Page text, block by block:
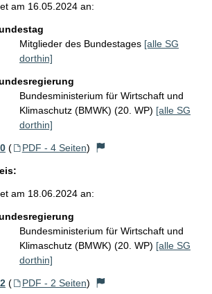
am 16.05.2024 an:
Mitglieder des Bundestages [alle SG
dorthin]
Bundesministerium für Wirtschaft und
Klimaschutz (BMWK) (20. WP) [alle SG
dorthin]
( PDF - 4 Seiten)
am 18.06.2024 an:
Bundesministerium für Wirtschaft und
Klimaschutz (BMWK) (20. WP) [alle SG
dorthin]
( PDF - 2 Seiten)